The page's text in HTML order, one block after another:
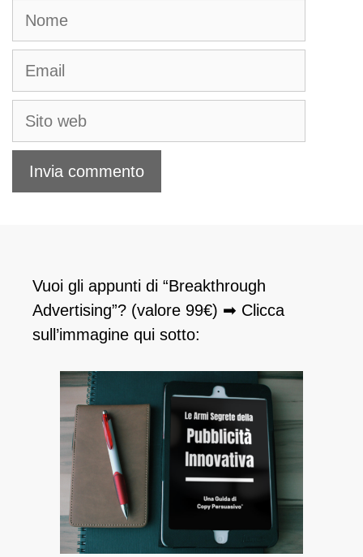
Nome
Email
Sito
Vuoi gli appunti di “Breakthrough
Advertising”? (valore 99€) ➡ Clicca
sull’immagine qui sotto: